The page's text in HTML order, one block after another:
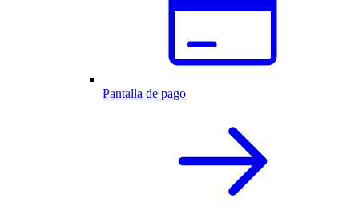
Pantalla de pago